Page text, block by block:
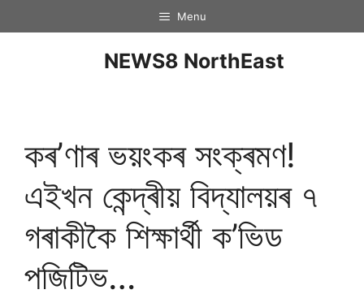
Menu
NEWS8 NorthEast
কৰ’ণাৰ ভয়ংকৰ সংক্ৰমণ!
এইখন কেন্দ্ৰীয় বিদ্যালয়ৰ ৭
গৰাকীকৈ শিক্ষাৰ্থী ক’ভিড
পজিটিভ…